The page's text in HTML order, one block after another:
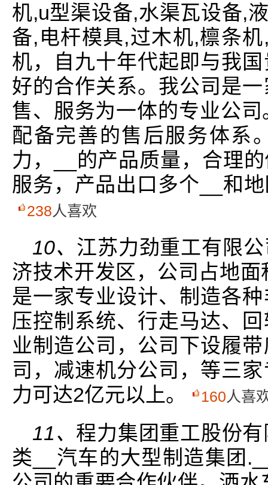
机,u型渠设备,水渠瓦设备,
备,电杆模具,过木机,檩条
机，自九十年代起即与我
好的合作关系。我公司是
售、服务为一体的专业公
配备完善的售后服务体系
力，__的产品质量，合理
服务，产品出口多个__和
238人喜欢
10、 江苏力劲重工有限
济技术开发区，公司占地
是一家专业设计、制造各
压控制系统、行走马达、
业制造公司，公司下设履
司，减速机分公司，等三
力可达2亿元以上。
160人喜
11、 程力集团重工股份
类__汽车的大型制造集团